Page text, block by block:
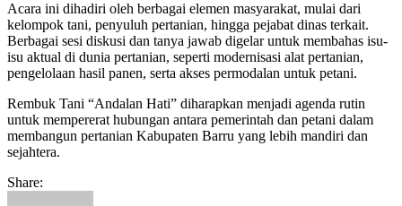
Acara ini dihadiri oleh berbagai elemen masyarakat, mulai dari
kelompok tani, penyuluh pertanian, hingga pejabat dinas terkait.
Berbagai sesi diskusi dan tanya jawab digelar untuk membahas isu-
isu aktual di dunia pertanian, seperti modernisasi alat pertanian,
pengelolaan hasil panen, serta akses permodalan untuk petani.
Rembuk Tani “Andalan Hati” diharapkan menjadi agenda rutin
untuk mempererat hubungan antara pemerintah dan petani dalam
membangun pertanian Kabupaten Barru yang lebih mandiri dan
sejahtera.
Share: